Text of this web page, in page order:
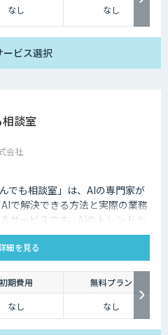
なし なし
ービス選択
談室
会社
でも相談室」は、AIの専門家が
で解決できる方法と実際の業務
サービスです。AIのトレンドや
あった活用を安価にクイックに
細を見る
初期費用
無料プラン
なし なし